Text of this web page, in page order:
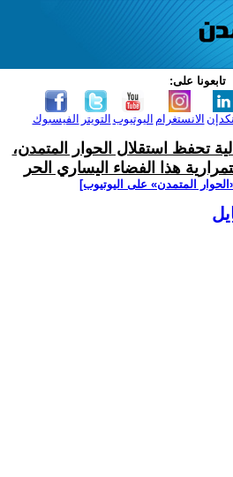
تابعونا على:
الفيسبوك التويتر اليوتيوب الانستغرام
تحفظ استقلال الحوار المتمدن،
هذا الفضاء اليساري الحر
المتمدن» على اليوتيوب]